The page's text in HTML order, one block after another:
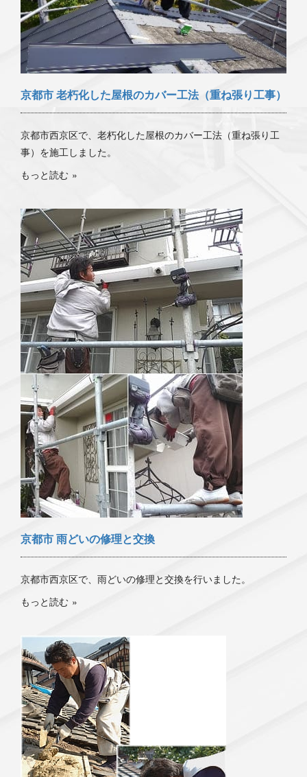
京都市 老朽化した屋根のカバー工法（重ね張り工事）
京都市西京区で、老朽化した屋根のカバー工法（重ね張り工
事）を施工しました。
もっと読む
京都市 雨どいの修理と交換
京都市西京区で、雨どいの修理と交換を行いました。
もっと読む